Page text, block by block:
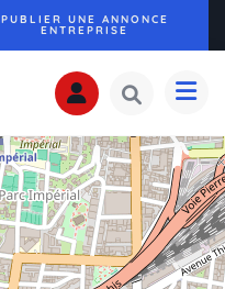
PUBLIER UNE ANNONCE
ENTREPRISE